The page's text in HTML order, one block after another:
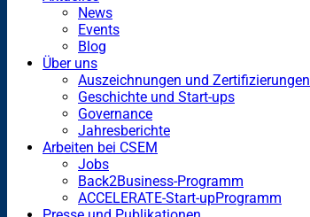
News
Events
Blog
Über uns
Auszeichnungen und Zertifizierungen
Geschichte und Start-ups
Governance
Jahresberichte
Arbeiten bei CSEM
Jobs
Back2Business-Programm
ACCELERATE-Start-upProgramm